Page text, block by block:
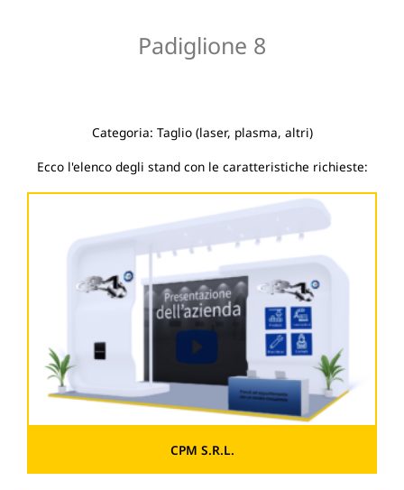
Padiglione 8
Categoria: Taglio (laser, plasma, altri)
Ecco l'elenco degli stand con le caratteristiche richieste:
CPM S.R.L.